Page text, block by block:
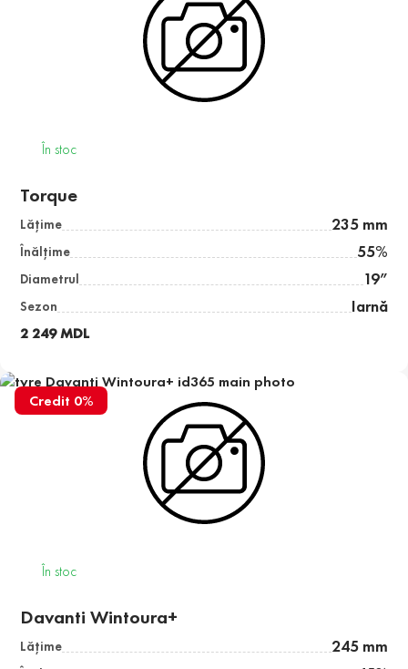
În stoc
Torque
Lăţime 235 mm
Înălţime 55%
Diametrul 19”
Sezon Iarnă
2 249 MDL
Credit 0%
În stoc
Davanti Wintoura+
Lăţime 245 mm